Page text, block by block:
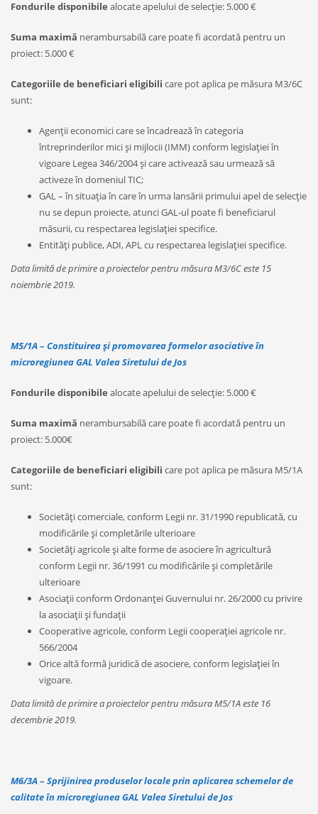
Fondurile disponibile alocate apelului de selecție: 5.000 €
Suma maximă nerambursabilă care poate fi acordată pentru un
proiect: 5.000 €
Categoriile de beneficiari eligibili care pot aplica pe măsura M3/6C
sunt:
Agenții economici care se încadrează în categoria
întreprinderilor mici și mijlocii (IMM) conform legislației în
vigoare Legea 346/2004 și care activează sau urmează să
activeze în domeniul TIC;
GAL – în situația în care în urma lansării primului apel de selecție
nu se depun proiecte, atunci GAL-ul poate fi beneficiarul
măsurii, cu respectarea legislației specifice.
Entități publice, ADI, APL cu respectarea legislației specifice.
Data limită de primire a proiectelor pentru măsura M3/6C este 15
noiembrie 2019.
M5/1A– Constituirea și promovarea formelor asociativeîn
microregiunea GAL Valea Siretului de Jos
Fondurile disponibile alocate apelului de selecție: 5.000 €
Suma maximă nerambursabilă care poate fi acordată pentru un
proiect: 5.000€
Categoriile de beneficiari eligibili care pot aplica pe măsura M5/1A
sunt:
Societăţi comerciale, conform Legii nr. 31/1990 republicată, cu
modificările şi completările ulterioare
Societăţi agricole şi alte forme de asociere în agricultură
conform Legii nr. 36/1991 cu modificările şi completările
ulterioare
Asociaţii conform Ordonanţei Guvernului nr. 26/2000 cu privire
la asociaţii şi fundaţii
Cooperative agricole, conform Legii cooperaţiei agricole nr.
566/2004
Orice altă formă juridică de asociere, conform legislaţiei în
vigoare.
Data limită de primire a proiectelor pentru măsura M5/1A este 16
decembrie 2019.
M6/3A– Sprijinirea produselor locale prin aplicarea schemelor de
calitate în microregiunea GAL Valea Siretului de Jos